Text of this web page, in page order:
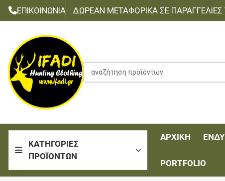
ΕΠΙΚΟΙΝΩΝΊΑ ΔΩΡΕΆΝ ΜΕΤΑΦΟΡΙΚΆ ΣΕ ΠΑΡΑΓΓΕΛΊΕΣ
αναζήτηση προϊόντων
ΚΑΤΗΓΟΡΊΕΣ
ΠΡΟΪΌΝΤΩΝ
ΑΡΧΙΚΉ
PORTFOLIO